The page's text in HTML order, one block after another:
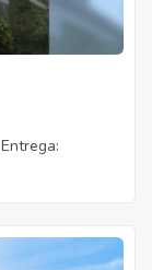
Entrega: